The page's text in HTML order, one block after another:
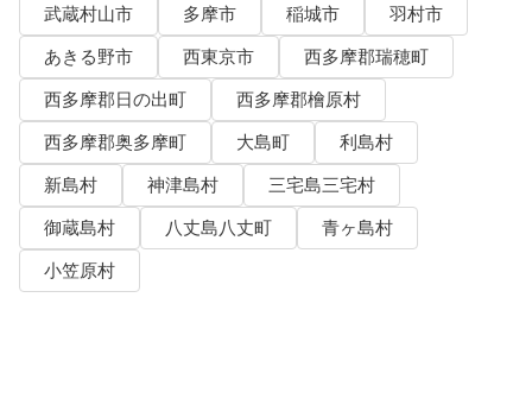
武蔵村山市
多摩市 稲城市
羽村市
あきる野市
西東京市
西多摩郡瑞穂町
西多摩郡日の出町
西多摩郡檜原村
西多摩郡奥多摩町
大島町
利島村
新島村
神津島村
三宅島三宅村
御蔵島村
八丈島八丈町
青ヶ島村
小笠原村